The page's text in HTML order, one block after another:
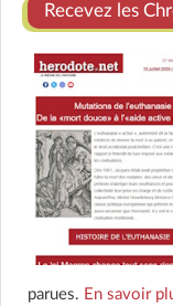
Recevez les
parues. En savoir